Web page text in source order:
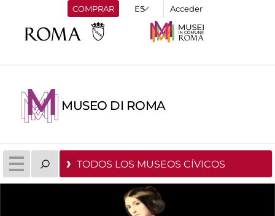
COMPRAR Acceder
MUSEO DI ROMA
TODOS LOS MUSEOS CÍVICOS